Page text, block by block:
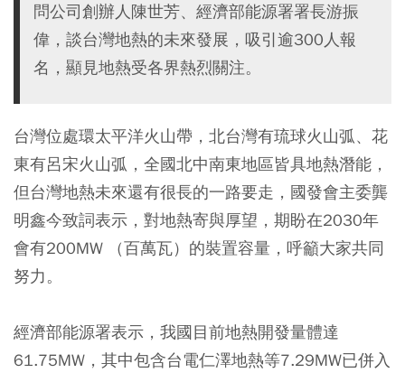
問公司創辦人陳世芳、經濟部能源署署長游振
偉，談台灣地熱的未來發展，吸引逾300人報
名，顯見地熱受各界熱烈關注。
台灣位處環太平洋火山帶，北台灣有琉球火山弧、花
東有呂宋火山弧，全國北中南東地區皆具地熱潛能，
但台灣地熱未來還有很長的一路要走，國發會主委龔
明鑫今致詞表示，對地熱寄與厚望，期盼在2030年
會有200MW （百萬瓦）的裝置容量，呼籲大家共同
努力。
經濟部能源署表示，我國目前地熱開發量體達
61.75MW，其中包含台電仁澤地熱等7.29MW已併入